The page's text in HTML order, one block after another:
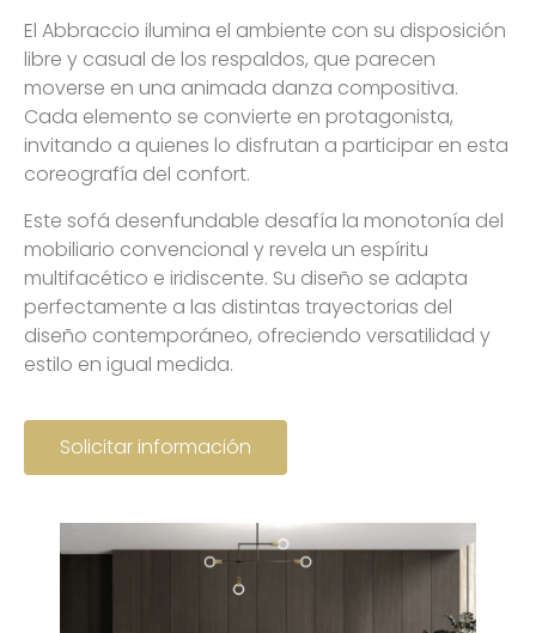
El Abbraccio ilumina el ambiente con su disposición
libre y casual de los respaldos, que parecen
moverse en una animada danza compositiva.
Cada elemento se convierte en protagonista,
invitando a quienes lo disfrutan a participar en esta
coreografía del confort.
Este sofá desenfundable desafía la monotonía del
mobiliario convencional y revela un espíritu
multifacético e iridiscente. Su diseño se adapta
perfectamente a las distintas trayectorias del
diseño contemporáneo, ofreciendo versatilidad y
estilo en igual medida.
Solicitar información